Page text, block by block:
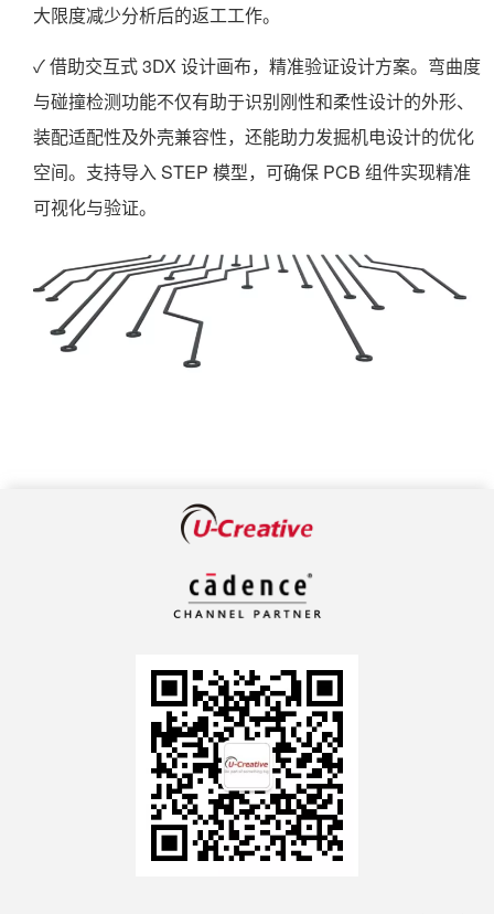
大限度减少分析后的返工工作。
✓ 借助交互式 3DX 设计画布，精准验证设计方案。弯曲度
与碰撞检测功能不仅有助于识别刚性和柔性设计的外形、
装配适配性及外壳兼容性，还能助力发掘机电设计的优化
空间。支持导入 STEP 模型，可确保 PCB 组件实现精准
可视化与验证。